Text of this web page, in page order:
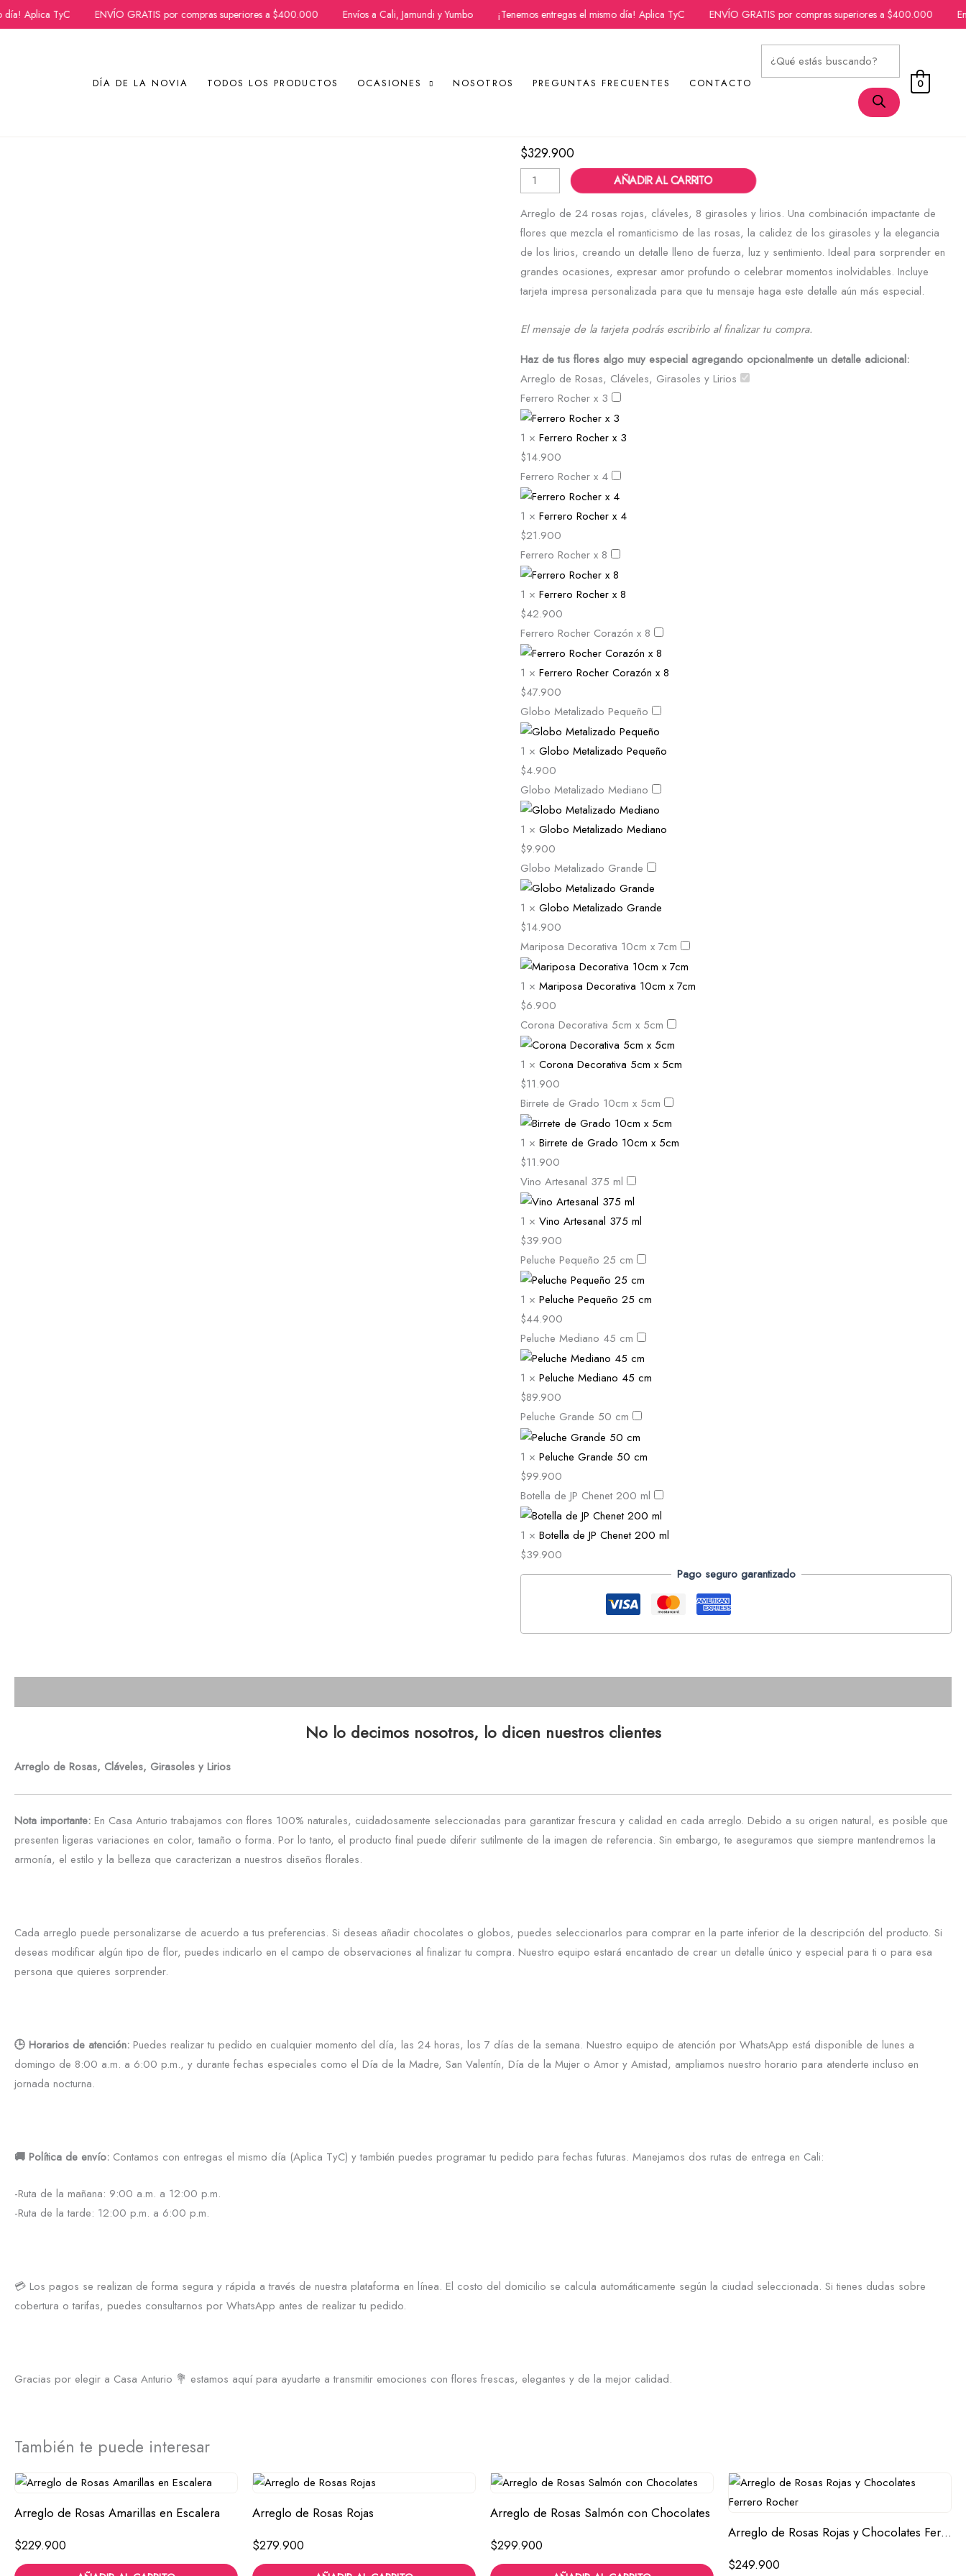
Aplica TyC ENVÍO GRATIS por compras superiores a $400.000 Envíos a Cali, Jamundi y Yumbo ¡Tenemos entregas el mismo día! Aplica TyC ENVÍO GRATIS por compras superiores a $400.000
DÍA DE LA NOVIA TODOS LOS PRODUCTOS OCASIONES NOSOTROS PREGUNTAS FRECUENTES CONTACTO
Búsqueda
0
$329.900
de
Rosas,
Cláveles,
y
Lirios
cantidad
AÑADIR AL CARRITO
Arreglo de 24 rosas rojas, cláveles, 8 girasoles y lirios. Una combinación impactante de
flores que mezcla el romanticismo de las rosas, la calidez de los girasoles y la elegancia
de los lirios, creando un detalle lleno de fuerza, luz y sentimiento. Ideal para sorprender en
grandes ocasiones, expresar amor profundo o celebrar momentos inolvidables. Incluye
tarjeta impresa personalizada para que tu mensaje haga este detalle aún más especial.
El mensaje de la tarjeta podrás escribirlo al finalizar tu compra.
Haz de tus flores algo muy especial agregando opcionalmente un detalle adicional:
Arreglo de Rosas, Cláveles, Girasoles y Lirios
Ferrero Rocher x 3
1 ×Ferrero Rocher x 3
$14.900
Ferrero Rocher x 4
1 ×Ferrero Rocher x 4
$21.900
Ferrero Rocher x 8
1 ×Ferrero Rocher x 8
$42.900
Ferrero Rocher Corazón x 8
1 ×Ferrero Rocher Corazón x 8
$47.900
Globo Metalizado Pequeño
1 ×Globo Metalizado Pequeño
$4.900
Globo Metalizado Mediano
1 ×Globo Metalizado Mediano
$9.900
Globo Metalizado Grande
1 ×Globo Metalizado Grande
$14.900
Mariposa Decorativa 10cm x 7cm
1 ×Mariposa Decorativa 10cm x 7cm
$6.900
Corona Decorativa 5cm x 5cm
1 ×Corona Decorativa 5cm x 5cm
$11.900
Birrete de Grado 10cm x 5cm
1 ×Birrete de Grado 10cm x 5cm
$11.900
Vino Artesanal 375 ml
1 ×Vino Artesanal 375 ml
$39.900
Peluche Pequeño 25 cm
1 ×Peluche Pequeño 25 cm
$44.900
Peluche Mediano 45 cm
1 ×Peluche Mediano 45 cm
$89.900
Peluche Grande 50 cm
1 ×Peluche Grande 50 cm
$99.900
Botella de JP Chenet 200 ml
1 ×Botella de JP Chenet 200 ml
$39.900
Pago seguro garantizado
No lo decimos nosotros, lo dicen nuestros clientes
Arreglo de Rosas, Cláveles, Girasoles y Lirios
Nota importante: En Casa Anturio trabajamos con flores 100% naturales, cuidadosamente seleccionadas para garantizar frescura y calidad en cada arreglo. Debido a su origen natural, es posible que
presenten ligeras variaciones en color, tamaño o forma. Por lo tanto, el producto final puede diferir sutilmente de la imagen de referencia. Sin embargo, te aseguramos que siempre mantendremos la
armonía, el estilo y la belleza que caracterizan a nuestros diseños florales.
Cada arreglo puede personalizarse de acuerdo a tus preferencias. Si deseas añadir chocolates o globos, puedes seleccionarlos para comprar en la parte inferior de la descripción del producto. Si
deseas modificar algún tipo de flor, puedes indicarlo en el campo de observaciones al finalizar tu compra. Nuestro equipo estará encantado de crear un detalle único y especial para ti o para esa
persona que quieres sorprender.
🕒 Horarios de atención: Puedes realizar tu pedido en cualquier momento del día, las 24 horas, los 7 días de la semana. Nuestro equipo de atención por WhatsApp está disponible de lunes a
domingo de 8:00 a.m. a 6:00 p.m., y durante fechas especiales como el Día de la Madre, San Valentín, Día de la Mujer o Amor y Amistad, ampliamos nuestro horario para atenderte incluso en
jornada nocturna.
🚚 Política de envío: Contamos con entregas el mismo día (Aplica TyC) y también puedes programar tu pedido para fechas futuras. Manejamos dos rutas de entrega en Cali:
-Ruta de la mañana: 9:00 a.m. a 12:00 p.m.
-Ruta de la tarde: 12:00 p.m. a 6:00 p.m.
💳 Los pagos se realizan de forma segura y rápida a través de nuestra plataforma en línea. El costo del domicilio se calcula automáticamente según la ciudad seleccionada. Si tienes dudas sobre
cobertura o tarifas, puedes consultarnos por WhatsApp antes de realizar tu pedido.
Gracias por elegir a Casa Anturio 💐 estamos aquí para ayudarte a transmitir emociones con flores frescas, elegantes y de la mejor calidad.
También te puede interesar
Arreglo de Rosas Amarillas en Escalera
$229.900
Arreglo de Rosas Rojas
$279.900
Arreglo de Rosas Salmón con Chocolates
$299.900
Arreglo de Rosas Rojas y Chocolates Ferrero Rocher
$249.900